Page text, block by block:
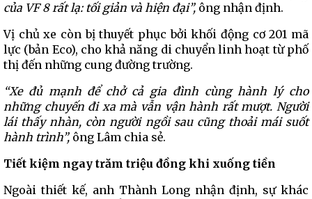
của VF 8 rất lạ: tối giản và hiện đại”, ông nhận định.
Vị chủ xe còn bị thuyết phục bởi khối động cơ 201 mã
lực (bản Eco), cho khả năng di chuyển linh hoạt từ phố
thị đến những cung đường trường.
“Xe đủ mạnh để chở cả gia đình cùng hành lý cho
những chuyến đi xa mà vẫn vận hành rất mượt. Người
lái thấy nhàn, còn người ngồi sau cũng thoải mái suốt
hành trình”, ông Lâm chia sẻ.
Tiết kiệm ngay trăm triệu đồng khi xuống tiền
Ngoài thiết kế, anh Thành Long nhận định, sự khác